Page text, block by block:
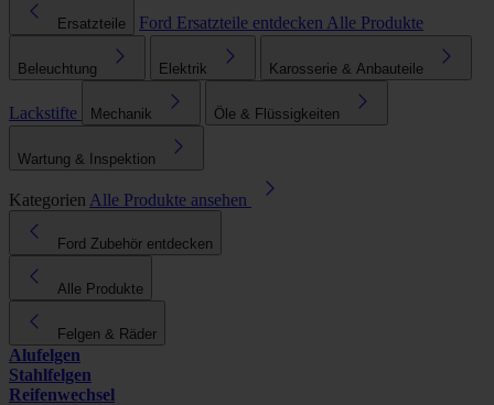
Ersatzteile Ford Ersatzteile entdecken Alle Produkte
Beleuchtung Elektrik Karosserie & Anbauteile
Lackstifte Mechanik Öle & Flüssigkeiten
Wartung & Inspektion
Kategorien Alle Produkte ansehen
Ford Zubehör entdecken
Alle Produkte
Felgen & Räder
Alufelgen
Stahlfelgen
Reifenwechsel